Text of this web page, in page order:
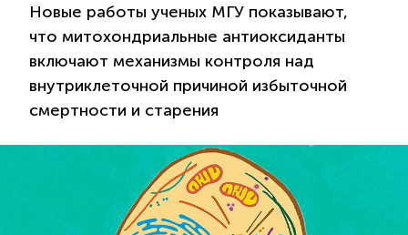
Новые работы ученых МГУ показывают,
что митохондриальные антиоксиданты
включают механизмы контроля над
внутриклеточной причиной избыточной
смертности и старения